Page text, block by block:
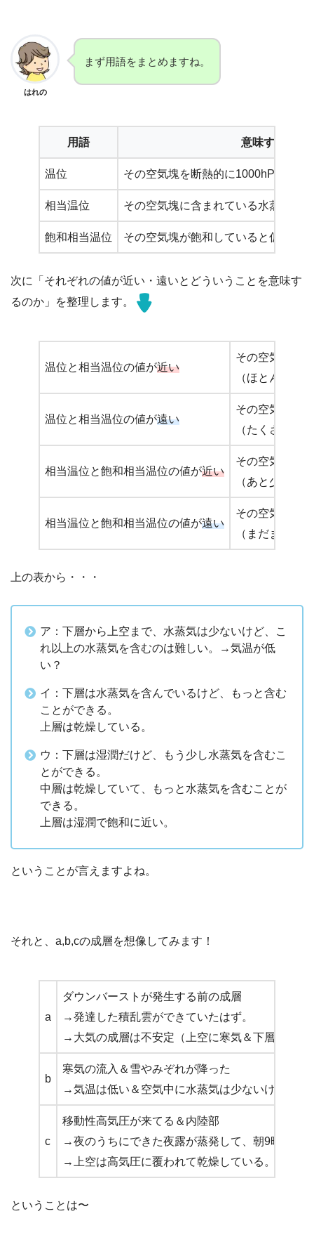
はれの
まず用語をまとめますね。
用語 意味すること
温位 その空気塊を断熱的に1000hPaまで
相当温位 その空気塊に含まれている水蒸気の
飽和相当温位 その空気塊が飽和していると仮定し
次に「それぞれの値が近い・遠いとどういうことを意味す
るのか」を整理します。
温位と相当温位の値が近い
その空気塊は
（ほとんど水
温位と相当温位の値が遠い
その空気塊は
（たくさん水
相当温位と飽和相当温位の値が近い
その空気塊は
（あと少しし
相当温位と飽和相当温位の値が遠い
その空気塊は
（まだまだ水
上の表から・・・
ア：下層から上空まで、水蒸気は少ないけど、こ
れ以上の水蒸気を含むのは難しい。→気温が低
い？
イ：下層は水蒸気を含んでいるけど、もっと含む
ことができる。
上層は乾燥している。
ウ：下層は湿潤だけど、もう少し水蒸気を含むこ
とができる。
中層は乾燥していて、もっと水蒸気を含むことが
できる。
上層は湿潤で飽和に近い。
ということが言えますよね。
それと、a,b,cの成層を想像してみます！
a
ダウンバーストが発生する前の成層
→発達した積乱雲ができていたはず。
→大気の成層は不安定（上空に寒気＆下層に暖湿
b
寒気の流入＆雪やみぞれが降った
→気温は低い＆空気中に水蒸気は少ないけど、こ
c
移動性高気圧が来てる＆内陸部
→夜のうちにできた夜露が蒸発して、朝9時では
→上空は高気圧に覆われて乾燥している。
ということは〜